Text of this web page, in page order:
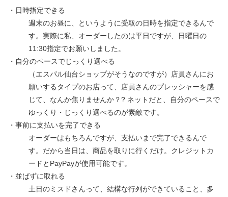
・日時指定できる
週末のお昼に、というように受取の日時を指定できるんで
す。実際に私、オーダーしたのは平日ですが、日曜日の
11:30指定でお願いしました。
・自分のペースでじっくり選べる
（エスパル仙台ショップがそうなのですが）店員さんにお
願いするタイプのお店って、店員さんのプレッシャーを感
じて、なんか焦りませんか？? ネットだと、自分のペースで
ゆっくり・じっくり選べるのが素敵です。
・事前に支払いを完了できる
オーダーはもちろんですが、支払いまで完了できるんで
す。だから当日は、商品を取りに行くだけ。クレジットカ
ードとPayPayが使用可能です。
・並ばずに取れる
土日のミスドさんって、結構な行列ができていること、多